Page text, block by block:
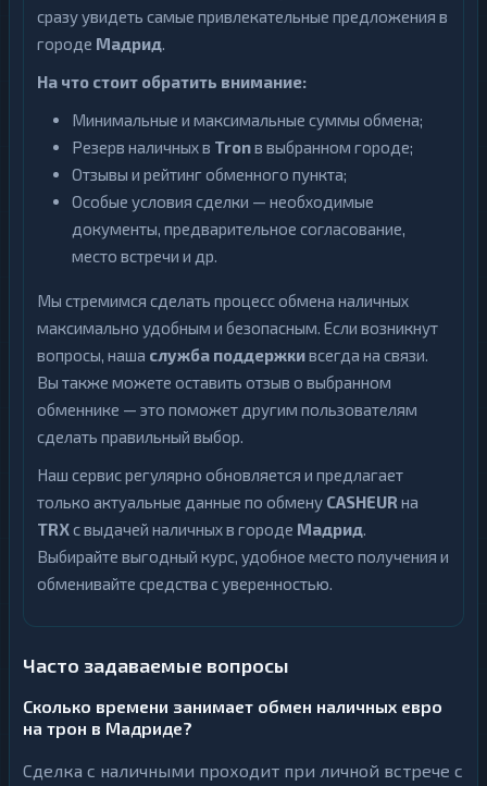
сразу увидеть самые привлекательные предложения в
городе Мадрид.
На что стоит обратить внимание:
Минимальные и максимальные суммы обмена;
Резерв наличных в Tronв выбранном городе;
Отзывы и рейтинг обменного пункта;
Особые условия сделки — необходимые
документы, предварительное согласование,
место встречи и др.
Мы стремимся сделать процесс обмена наличных
максимально удобным и безопасным. Если возникнут
вопросы, наша служба поддержкивсегда на связи.
Вы также можете оставить отзыв о выбранном
обменнике — это поможет другим пользователям
сделать правильный выбор.
Наш сервис регулярно обновляется и предлагает
только актуальные данные по обмену CASHEUR на
TRXс выдачей наличных в городе Мадрид.
Выбирайте выгодный курс, удобное место получения и
обменивайте средства с уверенностью.
Часто задаваемые вопросы
Сколько времени занимает обмен наличных евро
на трон в Мадриде?
Сделка с наличными проходит при личной встрече с